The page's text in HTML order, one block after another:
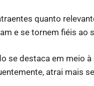
quanto
e se tornem fiéis ao
se destaca em meio
atrai mais